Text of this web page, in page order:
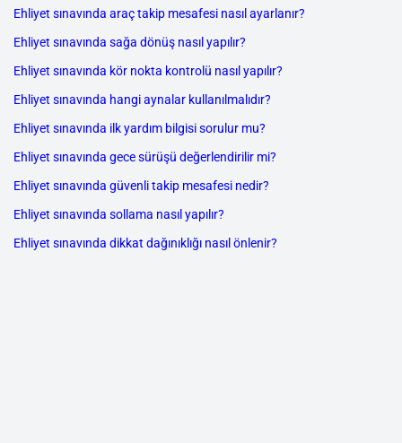
Ehliyet sınavında araç takip mesafesi nasıl ayarlanır?
Ehliyet sınavında sağa dönüş nasıl yapılır?
Ehliyet sınavında kör nokta kontrolü nasıl yapılır?
Ehliyet sınavında hangi aynalar kullanılmalıdır?
Ehliyet sınavında ilk yardım bilgisi sorulur mu?
Ehliyet sınavında gece sürüşü değerlendirilir mi?
Ehliyet sınavında güvenli takip mesafesi nedir?
Ehliyet sınavında sollama nasıl yapılır?
Ehliyet sınavında dikkat dağınıklığı nasıl önlenir?